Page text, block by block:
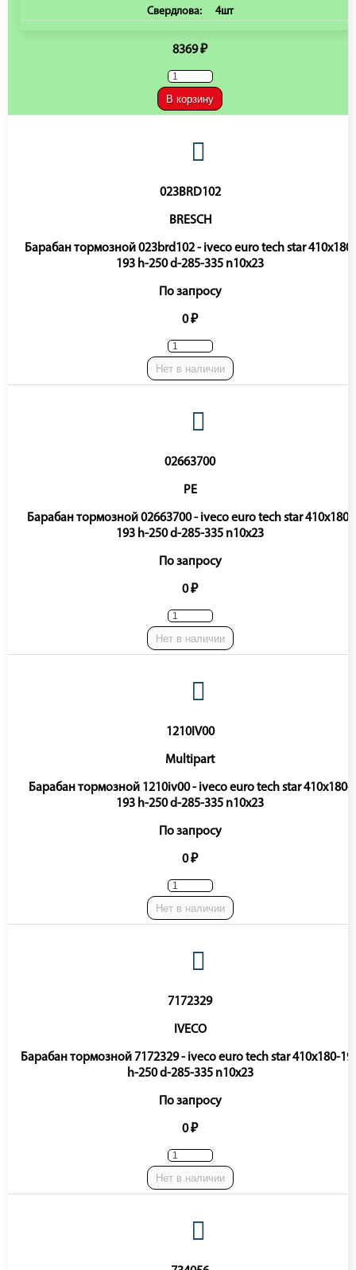
Свердлова: 4шт
8369 ₽
В корзину
023BRD102
BRESCH
Барабан тормозной 023brd102 - iveco euro tech star 410x180-
193 h-250 d-285-335 n10x23
По запросу
0 ₽
Нет в наличии
02663700
PE
Барабан тормозной 02663700 - iveco euro tech star 410x180-
193 h-250 d-285-335 n10x23
По запросу
0 ₽
Нет в наличии
1210IV00
Multipart
Барабан тормозной 1210iv00 - iveco euro tech star 410x180-
193 h-250 d-285-335 n10x23
По запросу
0 ₽
Нет в наличии
7172329
IVECO
Барабан тормозной 7172329 - iveco euro tech star 410x180-
h-250 d-285-335 n10x23
По запросу
0 ₽
Нет в наличии